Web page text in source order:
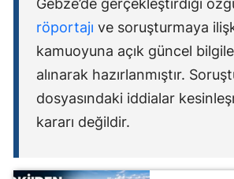
Gebze’de gerçekleştirdiği
röportajı ve soruşturmaya
kamuoyuna açık güncel
alınarak hazırlanmıştır.
dosyasındaki iddialar
kararı değildir.